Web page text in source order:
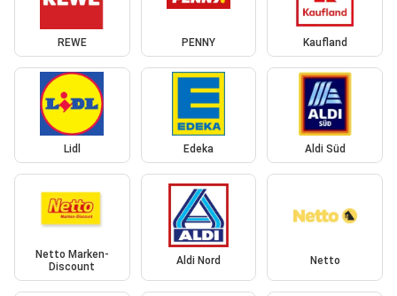
REWE PENNY Kaufland
Lidl Edeka Aldi Süd
Netto Marken-
Discount
Aldi Nord Netto